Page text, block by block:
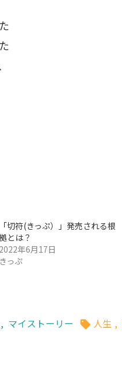
「切符(きっぷ）」発売される根
とは？
2022年6月17日
きっぷ
, マイストーリー  人生 ,